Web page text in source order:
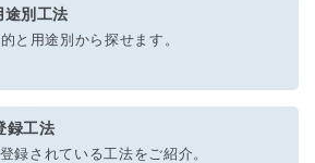
途別工法
と用途別から探せます。
録工法
録されている工法をご紹介。